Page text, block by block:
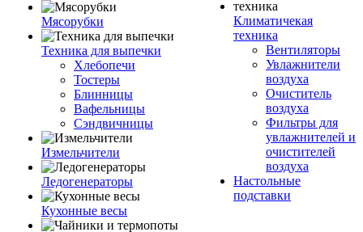
Мясорубки
Техника для выпечки
Хлебопечи
Тостеры
Блинницы
Вафельницы
Сэндвичницы
Измельчители
Ледогенераторы
Кухонные весы
Климатичекая
техника
Вентиляторы
Увлажнители
воздуха
Очиститель
воздуха
Фильтры для
увлажнителей и
очистителей
воздуха
Настольные
подставки